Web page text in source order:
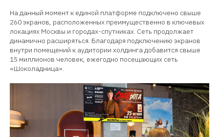
На данный момент к единой платформе подключено свыше
260 экранов, расположенных преимущественно в ключевых
локациях Москвы и городах-спутниках. Сеть продолжает
динамично расширяться. Благодаря подключению экранов
внутри помещений к аудитории холдинга добавится свыше
15 миллионов человек, ежегодно посещающих сеть
«Шоколадница».